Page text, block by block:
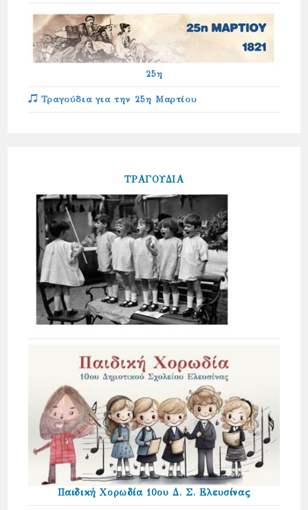
25η
Τραγούδια για την 25η Μαρτίου
ΤΡΑΓΟΥΔΙΑ
Παιδική Χορωδία 10ου Δ. Σ. Ελευσίνας